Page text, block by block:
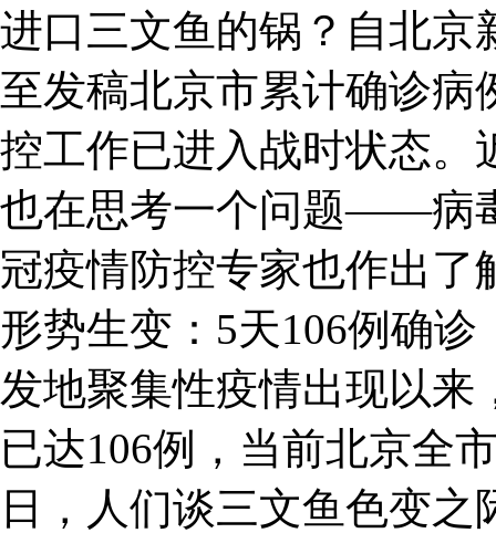
进口三文鱼的锅？自北京
至发稿北京市累计确诊病
控工作已进入战时状态。
也在思考一个问题——病
冠疫情防控专家也作出了
形势生变：5天106例确
发地聚集性疫情出现以
已达106例，当前北京全
日，人们谈三文鱼色变